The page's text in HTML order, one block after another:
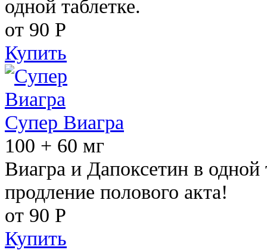
одной таблетке.
от 90 Р
Купить
Супер Виагра
100 + 60 мг
Виагра и Дапоксетин в одной
продление полового акта!
от 90 Р
Купить